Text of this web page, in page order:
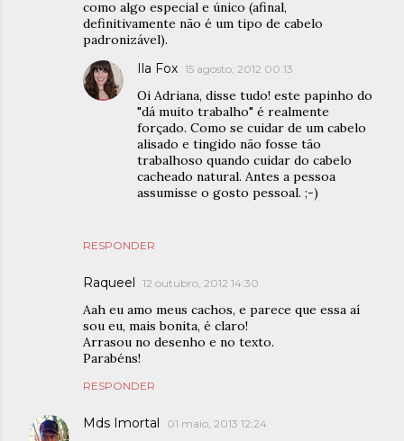
como algo especial e único (afinal,
definitivamente não é um tipo de cabelo
padronizável).
RESPONDER
Ila Fox 15 agosto, 2012 00:13
Oi Adriana, disse tudo! este papinho do
"dá muito trabalho" é realmente
forçado. Como se cuidar de um cabelo
alisado e tingido não fosse tão
trabalhoso quando cuidar do cabelo
cacheado natural. Antes a pessoa
assumisse o gosto pessoal. ;-)
Raqueel 12 outubro, 2012 14:30
Aah eu amo meus cachos, e parece que essa aí
sou eu, mais bonita, é claro!
Arrasou no desenho e no texto.
Parabéns!
RESPONDER
Mds Imortal 01 maio, 2013 12:24